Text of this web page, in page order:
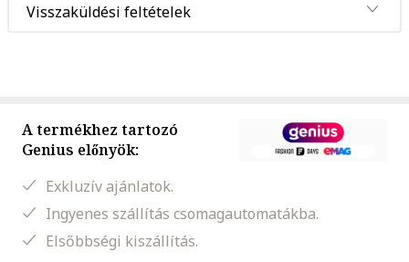
Visszaküldési feltételek
A termékhez tartozó
Genius előnyök:
Exkluzív ajánlatok.
Ingyenes szállítás csomagautomatákba.
Elsőbbségi kiszállítás.